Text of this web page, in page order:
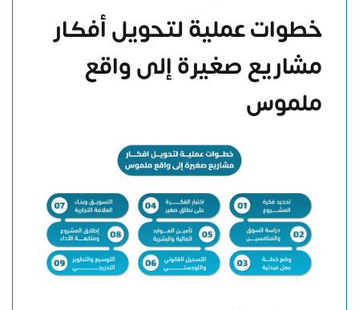
خطوات عملية لتحويل أفكار
مشاريع صغيرة إلى واقع
ملموس